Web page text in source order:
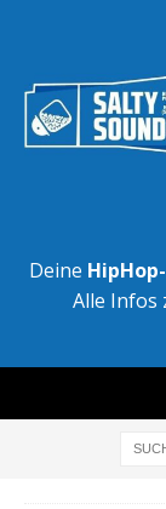
Deine
Alle Infos